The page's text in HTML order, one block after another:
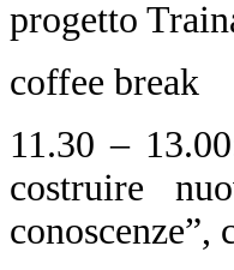
progetto
coffee break
11.30 –
costruire